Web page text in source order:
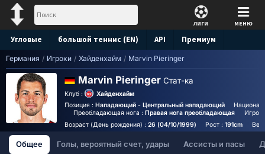
ЛИГИ МЕНЮ
Угловые большой теннис (EN) API Премиум
Прогноз
Германия / Игроки / Хайденхайм / Marvin Pieringer
Marvin Pieringer Стат-ка
Клуб :
Хайденхайм
Позиция : Нападающий - Центральный нападающий
Преобладающая нога :Правая нога преобладающая
Возраст (День рождения) : 26 (04/10/1999) Рост :191cm
Общее Голы, вероятный счет, удары Ассисты и пасы